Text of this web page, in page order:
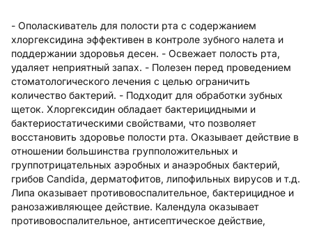
- Ополаскиватель для полости рта с содержанием
хлоргексидина эффективен в контроле зубного налета и
поддержании здоровья десен. - Освежает полость рта,
удаляет неприятный запах. - Полезен перед проведением
стоматологического лечения с целью ограничить
количество бактерий. - Подходит для обработки зубных
щеток. Хлоргексидин обладает бактерицидными и
бактериостатическими свойствами, что позволяет
восстановить здоровье полости рта. Оказывает действие в
отношении большинства групположительных и
группотрицательных аэробных и анаэробных бактерий,
грибов Candida, дерматофитов, липофильных вирусов и т.д.
Липа оказывает противовоспалительное, бактерицидное и
ранозаживляющее действие. Календула оказывает
противовоспалительное, антисептическое действие,